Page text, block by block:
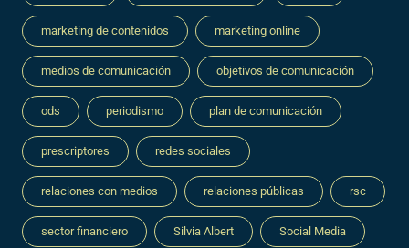
marketing de contenidos marketing online
medios de comunicación objetivos de comunicación
ods periodismo plan de comunicación
prescriptores redes sociales
relaciones con medios relaciones públicas rsc
sector financiero Silvia Albert Social Media